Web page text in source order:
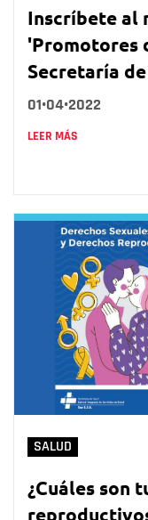
Inscríbete al
'Promotores
Secretaría
01•04•2022
LEER MÁS
SALUD
¿Cuáles son